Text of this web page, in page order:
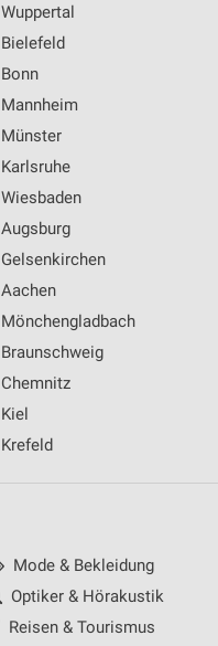
Wuppertal
Bielefeld
Bonn
Mannheim
Münster
Karlsruhe
Wiesbaden
Augsburg
Gelsenkirchen
Aachen
Mönchengladbach
Braunschweig
Chemnitz
Kiel
Krefeld
Mode & Bekleidung
Optiker & Hörakustik
Reisen & Tourismus